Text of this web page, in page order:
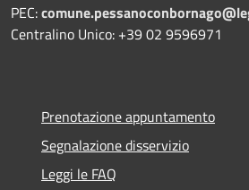
PEC:
Centralino Unico: +39 02 9596971
Prenotazione appuntamento
Segnalazione disservizio
Leggi le FAQ